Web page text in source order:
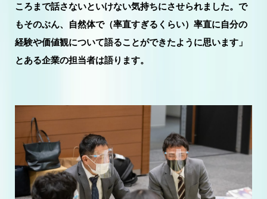
ころまで話さないといけない気持ちにさせられました。で
もそのぶん、自然体で（率直すぎるくらい）率直に自分の
経験や価値観について語ることができたように思います」
とある企業の担当者は語ります。